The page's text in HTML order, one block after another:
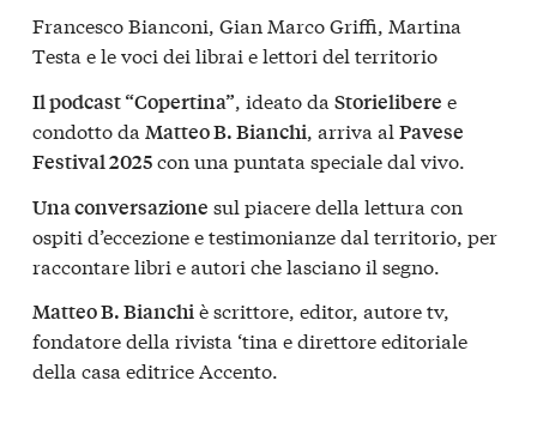
Francesco Bianconi, Gian Marco Griffi, Martina
Testa e le voci dei librai e lettori del territorio
Il podcast “Copertina”, ideato da Storielibere e
condotto da Matteo B. Bianchi, arriva al Pavese
Festival 2025con una puntata speciale dal vivo.
Una conversazione sul piacere della lettura con
ospiti d’eccezione e testimonianze dal territorio, per
raccontare libri e autori che lasciano il segno.
Matteo B. Bianchiè scrittore, editor, autore tv,
fondatore della rivista ‘tina e direttore editoriale
della casa editrice Accento.